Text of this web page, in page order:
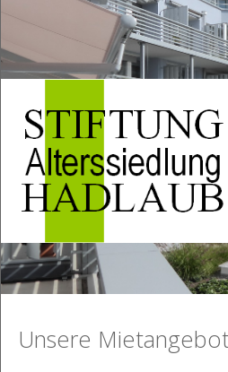
STARTSEITE
STIFTUNG
IMPRESSIONEN
VERANSTALTUNGEN
DOWNLOADS
KONTAKT
DATENSCHUTZERKLÄRUNG
Unsere